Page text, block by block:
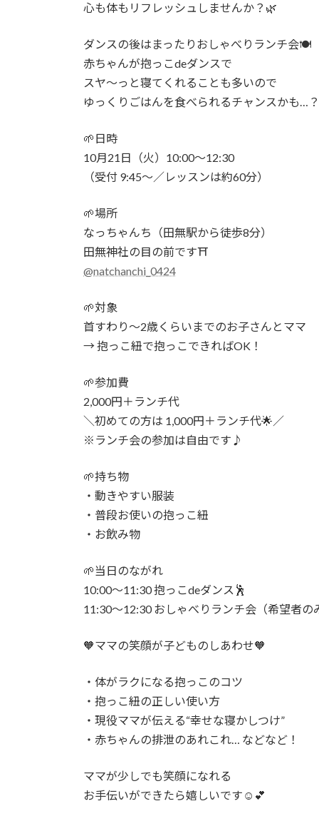
心も体もリフレッシュしませんか？🌿
ダンスの後はまったりおしゃべりランチ会🍽️
赤ちゃんが抱っこdeダンスで
スヤ〜っと寝てくれることも多いので
ゆっくりごはんを食べられるチャンスかも…
🌱日時
10月21日（火）10:00〜12:30
（受付 9:45〜／レッスンは約60分）
🌱場所
なっちゃんち（田無駅から徒歩8分）
田無神社の目の前です⛩️
@natchanchi_0424
🌱対象
首すわり〜2歳くらいまでのお子さんとママ
→ 抱っこ紐で抱っこできればOK！
🌱参加費
2,000円＋ランチ代
＼初めての方は 1,000円＋ランチ代🌟／
※ランチ会の参加は自由です♪
🌱持ち物
・動きやすい服装
・普段お使いの抱っこ紐
・お飲み物
🌱当日のながれ
10:00〜11:30 抱っこdeダンス🕺
11:30〜12:30 おしゃべりランチ会（希望者の
🧡ママの笑顔が子どものしあわせ🧡
・体がラクになる抱っこのコツ
・抱っこ紐の正しい使い方
・現役ママが伝える“幸せな寝かしつけ”
・赤ちゃんの排泄のあれこれ… などなど！
ママが少しでも笑顔になれる
お手伝いができたら嬉しいです☺️💕